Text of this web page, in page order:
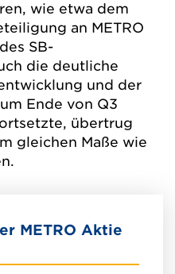
wie etwa dem
an METRO
SB-
die deutliche
und der
Ende von Q3
übertrug
gleichen Maße wie
METRO Aktie